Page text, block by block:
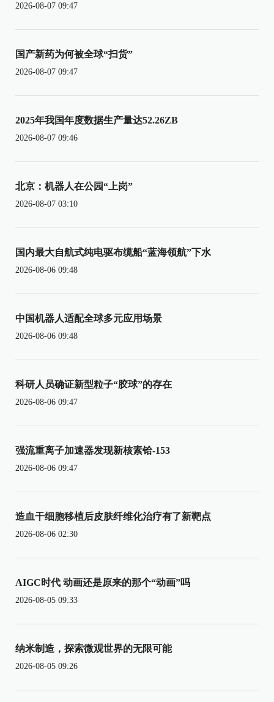
2026-08-07 09:47
国产新药为何被全球“扫货”
2026-08-07 09:47
2025年我国年度数据生产量达52.26ZB
2026-08-07 09:46
北京：机器人在公园“上岗”
2026-08-07 03:10
国内最大自航式纯电驱布缆船“蓝海领航”下水
2026-08-06 09:48
中国机器人适配全球多元应用场景
2026-08-06 09:48
科研人员确证新型粒子“胶球”的存在
2026-08-06 09:47
强流重离子加速器发现新核素铪-153
2026-08-06 09:47
造血干细胞移植后皮肤纤维化治疗有了新靶点
2026-08-06 02:30
AIGC时代 动画还是原来的那个“动画”吗
2026-08-05 09:33
纳米制造，探索微观世界的无限可能
2026-08-05 09:26